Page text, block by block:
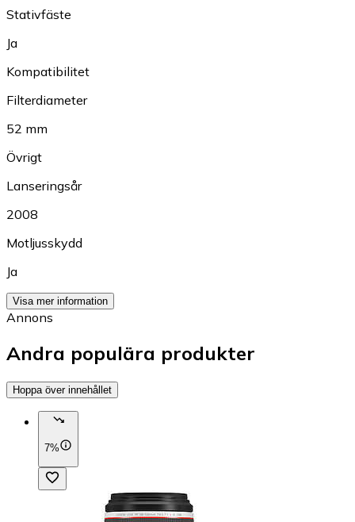
Stativfäste
Ja
Kompatibilitet
Filterdiameter
52 mm
Övrigt
Lanseringsår
2008
Motljusskydd
Ja
Visa mer information
Annons
Andra populära produkter
Hoppa över innehållet
7%